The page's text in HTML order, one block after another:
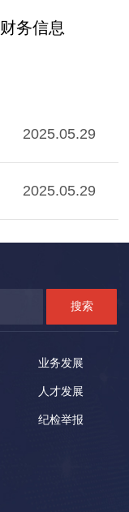
财务信息
2025.05.29
2025.05.29
业务发展
人才发展
纪检举报